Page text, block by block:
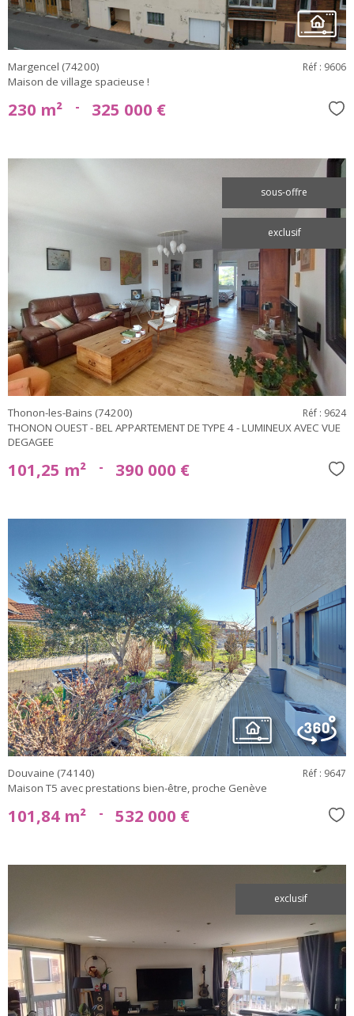
Margencel (74200)
Maison de village spacieuse !
Réf : 9606
230 m² - 325 000 €
sous-offre
exclusif
voir le
bien
Thonon-les-Bains (74200)
THONON OUEST - BEL APPARTEMENT DE TYPE 4 - LUMINEUX AVEC VUE
DEGAGEE
Réf : 9624
101,25 m² - 390 000 €
voir le
bien
Douvaine (74140)
Maison T5 avec prestations bien-être, proche Genève
Réf : 9647
101,84 m² - 532 000 €
exclusif
voir le